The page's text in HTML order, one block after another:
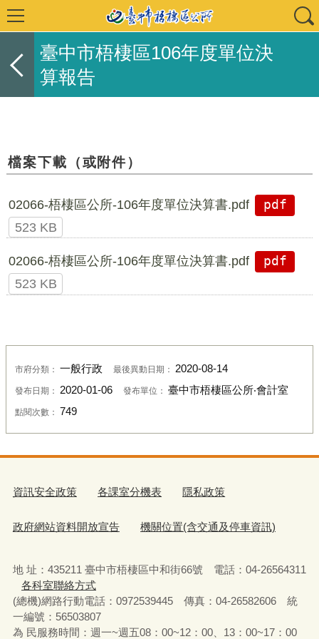
臺中市梧棲區106年度單位決
算報告
檔案下載（或附件）
02066-梧棲區公所-106年度單位決算書.pdf
pdf
523 KB
02066-梧棲區公所-106年度單位決算書.pdf
pdf
523 KB
市府分類： 一般行政 最後異動日期： 2020-08-14
發布日期： 2020-01-06 發布單位： 臺中市梧棲區公所‧會計室
點閱次數： 749
資訊安全政策 各課室分機表 隱私政策
政府網站資料開放宣告 機關位置(含交通及停車資訊)
地 址：435211 臺中市梧棲區中和街66號 電話：04-26564311
各科室聯絡方式
(總機)網路行動電話：0972539445 傳真：04-26582606 統
一編號：56503807
為 民服務時間：週一~週五08：00~12：00、13：00~17：00